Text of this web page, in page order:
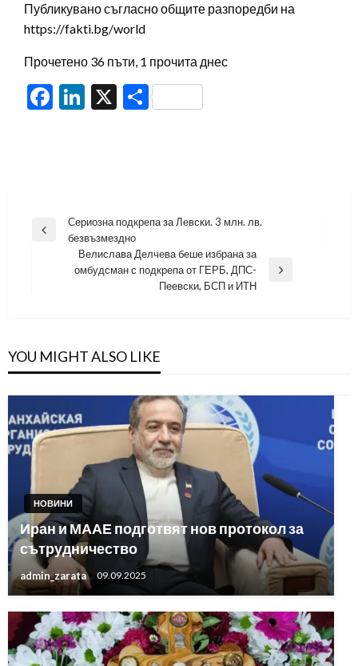
Публикувано съгласно общите разпоредби на
https://fakti.bg/world
Прочетено 36 пъти, 1 прочита днес
Facebook
LinkedIn
X Share
Навигация
Previous
Сериозна подкрепа за Левски. 3 млн. лв.
безвъзмездно
Велислава Делчева беше избрана за
омбудсман с подкрепа от ГЕРБ, ДПС-
Пеевски, БСП и ИТН
YOU MIGHT ALSO LIKE
НОВИНИ
Иран и МААЕ подготвят нов протокол за
сътрудничество
admin_zarata 09.09.2025